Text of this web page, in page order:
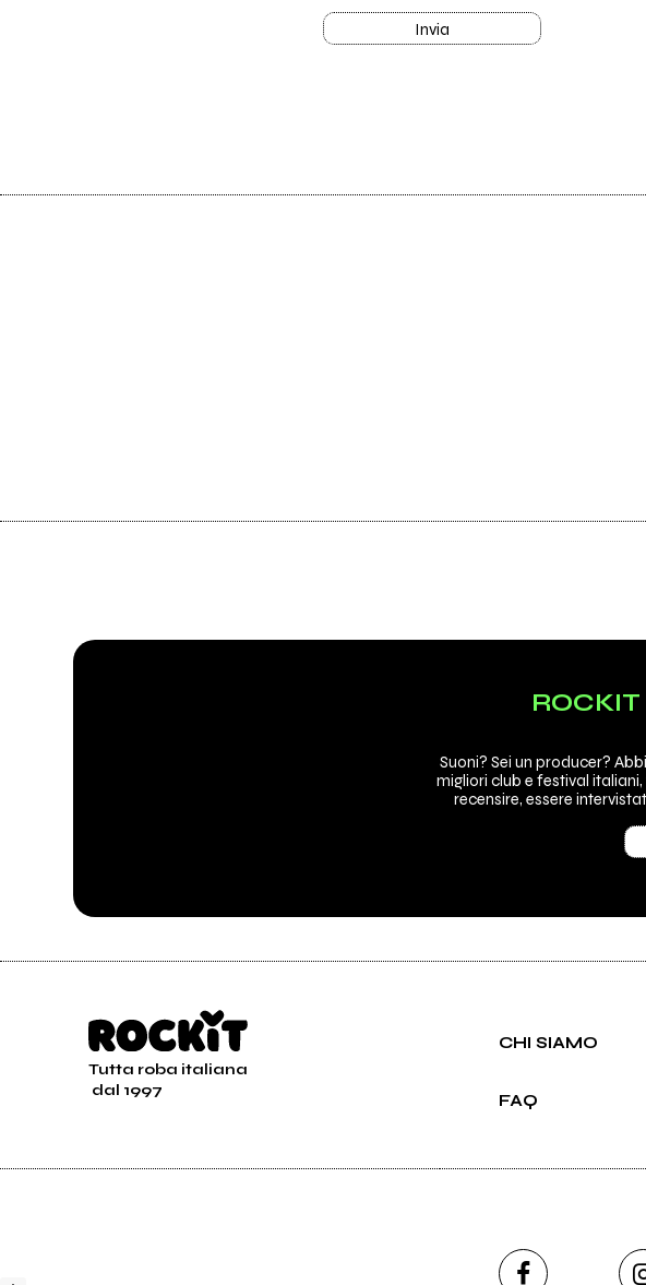
Invia
ROCKIT
Suoni? Sei un producer?
migliori club e festival
recensire, essere
Tutta roba italiana
dal 1997
CHI SIAMO
FAQ